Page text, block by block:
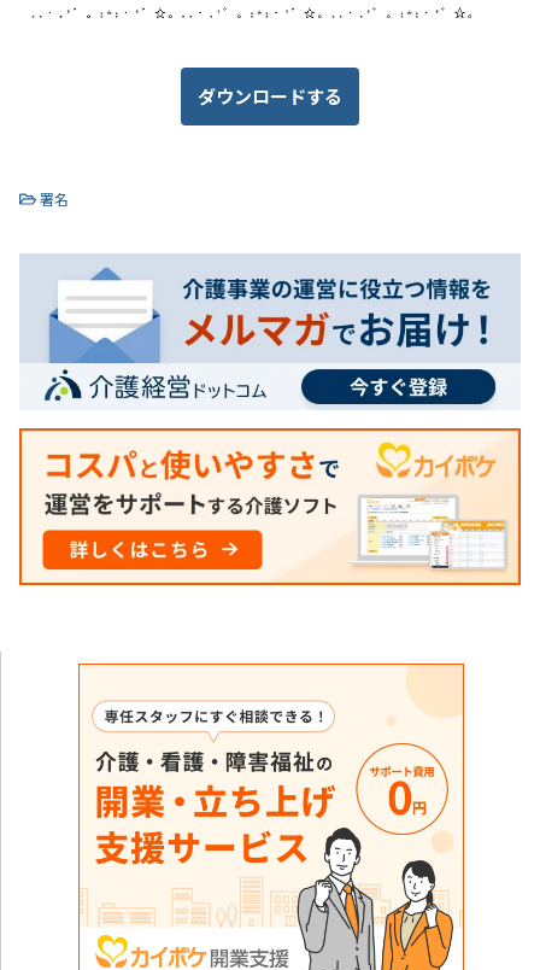
ダウンロードする
署名